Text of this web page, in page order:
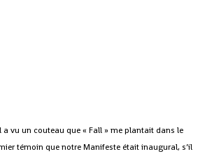
vu un couteau que « Fall » me plantait dans le
témoin que notre Manifeste était inaugural, s’il